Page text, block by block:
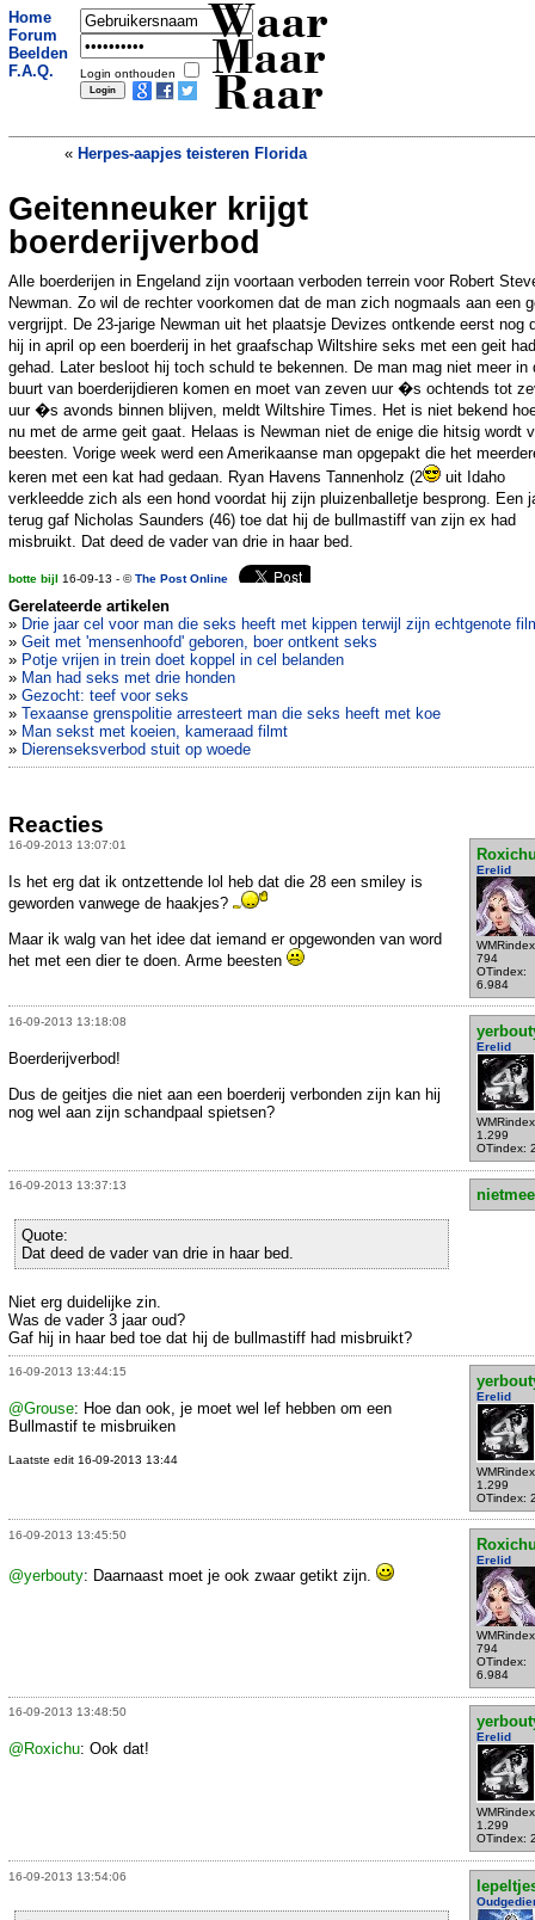
Home
Forum
Beelden
F.A.Q.
Login onthouden
Waar
Maar
Raar
« Herpes-aapjes teisteren Florida
Amsterdamse familie verbannen naar
ASO-woning
Geitenneuker krijgt
boerderijverbod
Alle boerderijen in Engeland zijn voortaan verboden terrein voor Robert
Newman. Zo wil de rechter voorkomen dat de man zich nogmaals aan een
vergrijpt. De 23-jarige Newman uit het plaatsje Devizes ontkende eerst nog
hij in april op een boerderij in het graafschap Wiltshire seks met een geit had
gehad. Later besloot hij toch schuld te bekennen. De man mag niet meer in
buurt van boerderijdieren komen en moet van zeven uur �s ochtends tot
uur �s avonds binnen blijven, meldt Wiltshire Times. Het is niet bekend
nu met de arme geit gaat. Helaas is Newman niet de enige die hitsig wordt
beesten. Vorige week werd een Amerikaanse man opgepakt die het
keren met een kat had gedaan. Ryan Havens Tannenholz (2
uit Idaho
verkleedde zich als een hond voordat hij zijn pluizenballetje besprong. Een
terug gaf Nicholas Saunders (46) toe dat hij de bullmastiff van zijn ex had
misbruikt. Dat deed de vader van drie in haar bed.
botte bijl 16-09-13 - ©The Post Online
Gerelateerde artikelen
» Drie jaar cel voor man die seks heeft met kippen terwijl zijn echtgenote
» Geit met 'mensenhoofd' geboren, boer ontkent seks
» Potje vrijen in trein doet koppel in cel belanden
» Man had seks met drie honden
» Gezocht: teef voor seks
» Texaanse grenspolitie arresteert man die seks heeft met koe
» Man sekst met koeien, kameraad filmt
» Dierenseksverbod stuit op woede
Reacties
16-09-2013 13:07:01
Erelid
794
OTindex:
6.984
Is het erg dat ik ontzettende lol heb dat die 28 een smiley is
geworden vanwege de haakjes?
Maar ik walg van het idee dat iemand er opgewonden van word
het met een dier te doen. Arme beesten
16-09-2013 13:18:08
Erelid
1.299
OTindex:
Boerderijverbod!
Dus de geitjes die niet aan een boerderij verbonden zijn kan hij
nog wel aan zijn schandpaal spietsen?
16-09-2013 13:37:13
Quote:
Dat deed de vader van drie in haar bed.
Niet erg duidelijke zin.
Was de vader 3 jaar oud?
Gaf hij in haar bed toe dat hij de bullmastiff had misbruikt?
16-09-2013 13:44:15
Erelid
1.299
OTindex:
@Grouse: Hoe dan ook, je moet wel lef hebben om een
Bullmastif te misbruiken
Laatste edit 16-09-2013 13:44
16-09-2013 13:45:50
Erelid
794
OTindex:
6.984
@yerbouty: Daarnaast moet je ook zwaar getikt zijn.
16-09-2013 13:48:50
Erelid
1.299
OTindex:
@Roxichu: Ook dat!
16-09-2013 13:54:06